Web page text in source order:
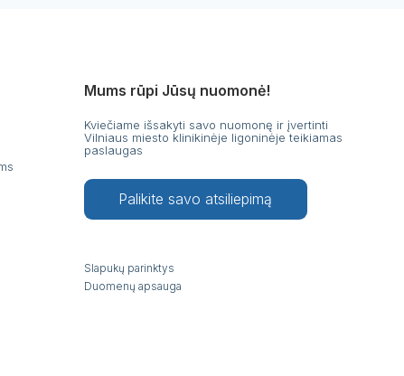
Mums rūpi Jūsų nuomonė!
Kviečiame išsakyti savo nuomonę ir įvertinti
Vilniaus miesto klinikinėje ligoninėje teikiamas
paslaugas
Palikite savo atsiliepimą
Slapukų parinktys
Duomenų apsauga